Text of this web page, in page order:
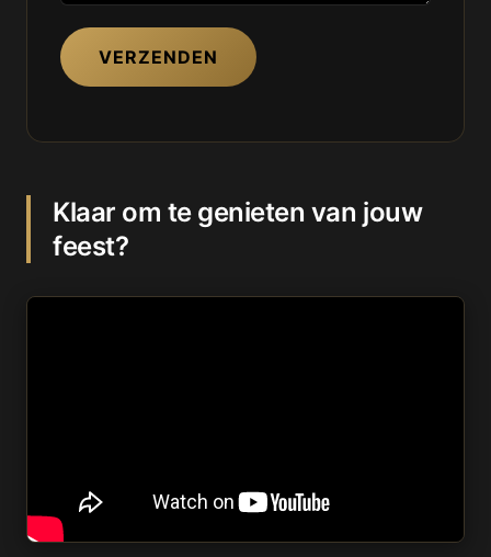
VERZENDEN
Klaar om te genieten van jouw
feest?